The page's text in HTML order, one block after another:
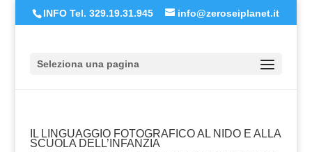
INFO Tel. 329.19.31.945 info@zeroseiplanet.it
Seleziona una pagina
IL LINGUAGGIO FOTOGRAFICO AL NIDO E ALLA
SCUOLA DELL’INFANZIA